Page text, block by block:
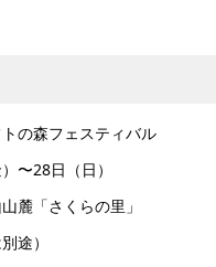
の森フェスティバル
〜28日（日）
麓「さくらの里」
途）